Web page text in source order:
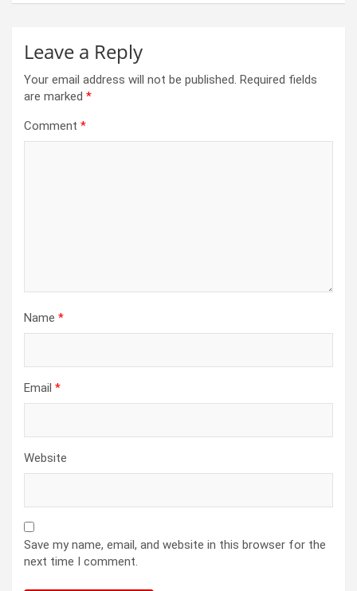
Leave a Reply
Your email address will not be published. Required fields
are marked *
Comment *
Name *
Email *
Website
Save my name, email, and website in this browser for the
next time I comment.